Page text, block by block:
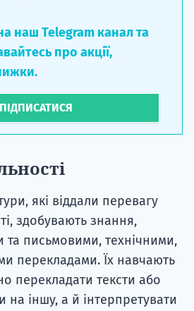
наш Telegram канал та
про акції,
ПІДПИСАТИСЯ
які віддали перевагу
здобувають знання,
та письмовими, технічними,
перекладами. Їх навчають
перекладати тексти або
на іншу, а й інтерпретувати